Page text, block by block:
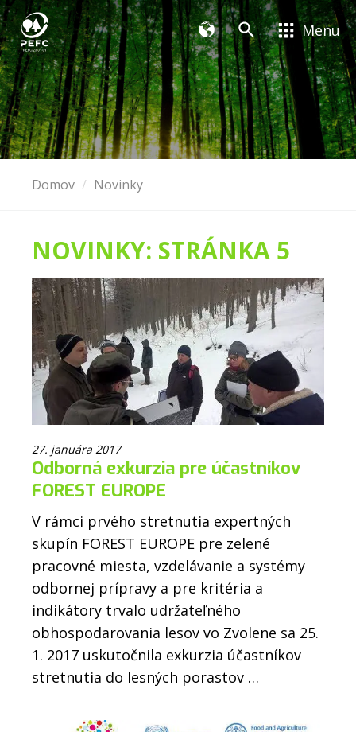
Menu
Domov Novinky
NOVINKY: STRÁNKA 5
27. januára 2017
Odborná exkurzia pre účastníkov
FOREST EUROPE
V rámci prvého stretnutia expertných
skupín FOREST EUROPE pre zelené
pracovné miesta, vzdelávanie a systémy
odbornej prípravy a pre kritéria a
indikátory trvalo udržateľného
obhospodarovania lesov vo Zvolene sa 25.
1. 2017 uskutočnila exkurzia účastníkov
stretnutia do lesných porastov …